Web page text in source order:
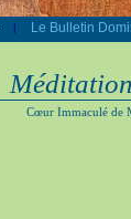
| Le Bulletin
Cœur Immaculé de